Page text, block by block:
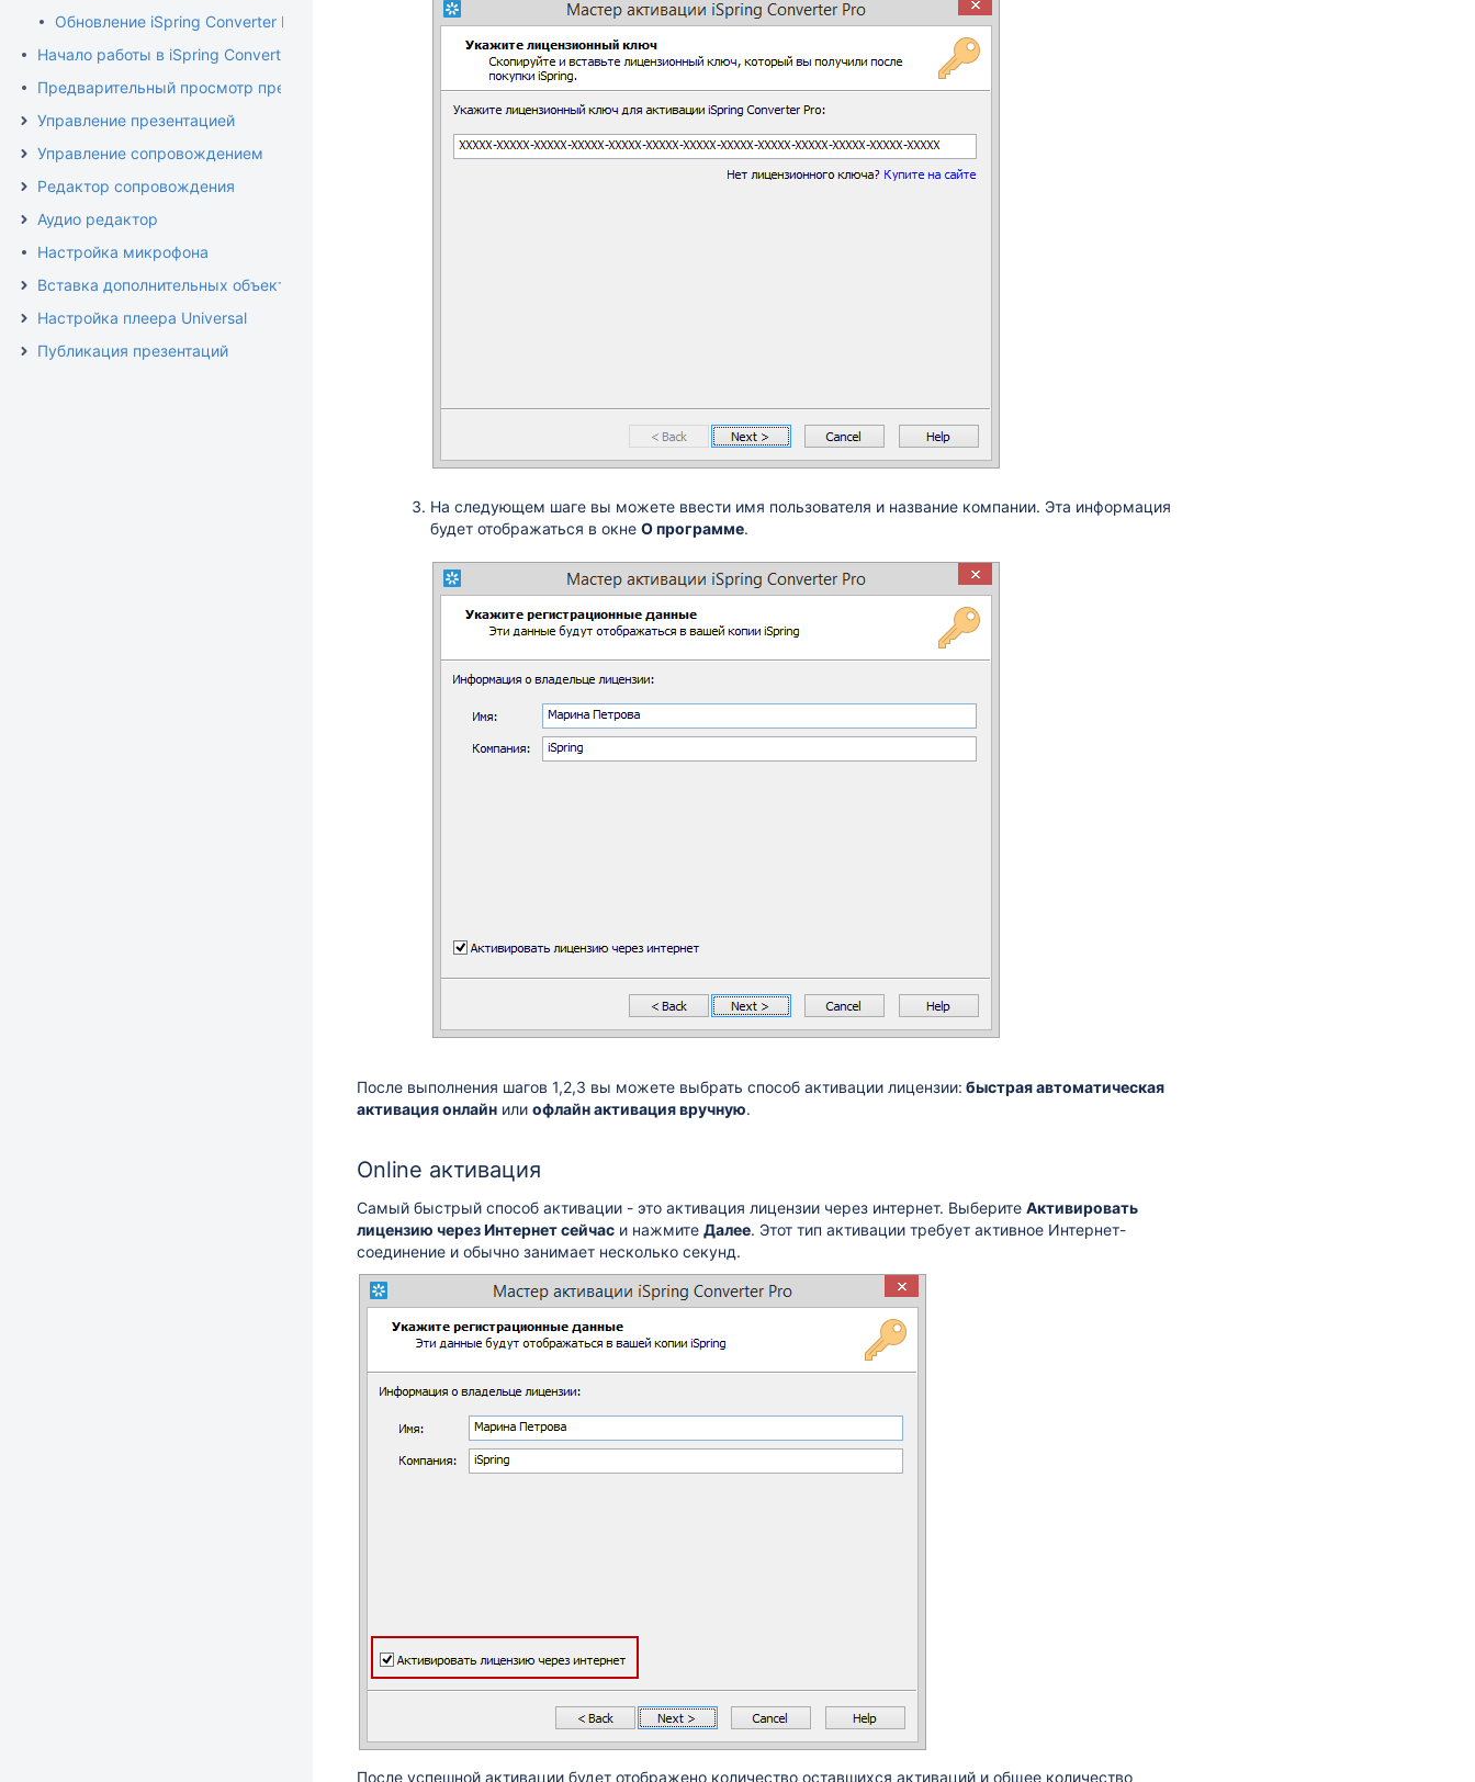
Обновление iSpring Converter Pro
Начало работы в iSpring Converter Pro
Предварительный просмотр презентации
Управление презентацией
Управление сопровождением
Редактор сопровождения
Аудио редактор
Настройка микрофона
Вставка дополнительных объектов
Настройка плеера Universal
Публикация презентаций
На следующем шаге вы можете ввести имя пользователя и название компании. Эта информация
будет отображаться в окне О программе.
После выполнения шагов 1,2,3 вы можете выбрать способ активации лицензии: быстрая автоматическая
активация онлайн или офлайн активация вручную.
Online активация
Самый быстрый способ активации - это активация лицензии через интернет. Выберите Активировать
лицензию через Интернет сейчас и нажмите Далее. Этот тип активации требует активное Интернет-
соединение и обычно занимает несколько секунд.
После успешной активации будет отображено количество оставшихся активаций и общее количество